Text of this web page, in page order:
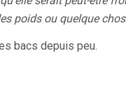
poids ou quelque
bacs depuis peu.